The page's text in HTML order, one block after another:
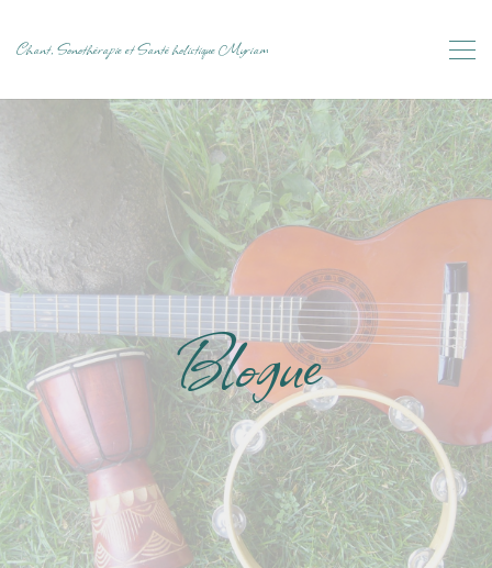
Chant, Sonothérapie et Santé holistique Myriam
Blogue